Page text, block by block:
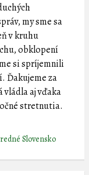
my sme sa
v kruhu
obklopení
si spríjemnili
Ďakujeme za
aj vďaka
stretnutia.
Slovensko